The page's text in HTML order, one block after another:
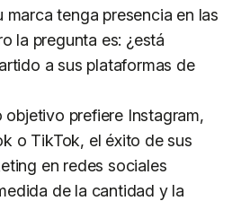
marca tenga presencia en las
la pregunta es: ¿está
a sus plataformas de
objetivo prefiere Instagram,
o TikTok, el éxito de sus
en redes sociales
de la cantidad y la